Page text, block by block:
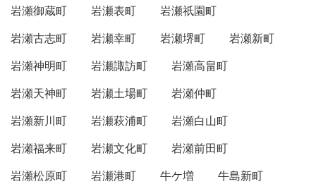
岩瀬御蔵町
岩瀬表町
岩瀬祇園町
岩瀬古志町
岩瀬幸町 岩瀬堺町
岩瀬新町
岩瀬神明町
岩瀬諏訪町
岩瀬高畠町
岩瀬天神町
岩瀬土場町
岩瀬仲町
岩瀬新川町
岩瀬萩浦町
岩瀬白山町
岩瀬福来町
岩瀬文化町
岩瀬前田町
岩瀬松原町
岩瀬港町 牛ケ増
牛島新町